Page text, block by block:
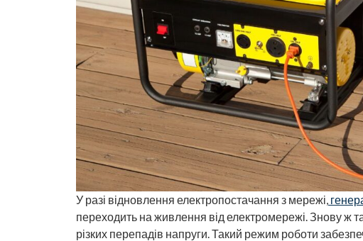
У разі відновлення електропостачання з мережі,
переходить на живлення від електромережі. Знову ж
різких перепадів напруги. Такий режим роботи